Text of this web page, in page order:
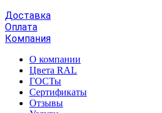
Доставка
Оплата
Компания
О компании
Цвета RAL
ГОСТы
Сертификаты
Отзывы